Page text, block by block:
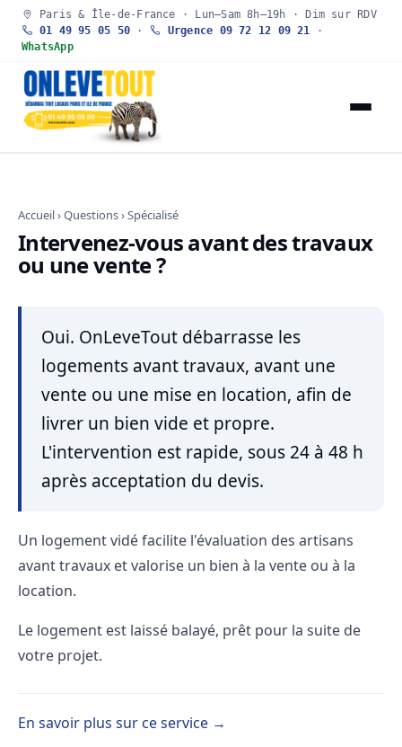
Paris & Île-de-France · Lun–Sam 8h–19h · Dim sur RDV
01 49 95 05 50 · Urgence 09 72 12 09 21 ·
WhatsApp
Accueil›Questions› Spécialisé
Intervenez-vous avant des travaux
ou une vente ?
Oui. OnLeveTout débarrasse les
logements avant travaux, avant une
vente ou une mise en location, afin de
livrer un bien vide et propre.
L'intervention est rapide, sous 24 à 48 h
après acceptation du devis.
Un logement vidé facilite l'évaluation des artisans
avant travaux et valorise un bien à la vente ou à la
location.
Le logement est laissé balayé, prêt pour la suite de
votre projet.
En savoir plus sur ce service →